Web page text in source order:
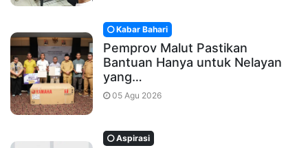
Kabar Bahari
Pemprov Malut Pastikan
Bantuan Hanya untuk Nelayan
yang…
05 Agu 2026
Aspirasi